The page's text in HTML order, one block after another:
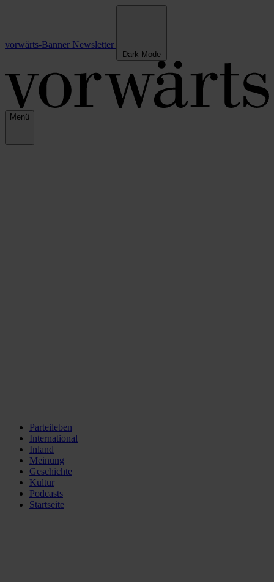
vorwärts-Banner Newsletter
Dark Mode
Menü
Parteileben
International
Inland
Meinung
Geschichte
Kultur
Podcasts
Startseite